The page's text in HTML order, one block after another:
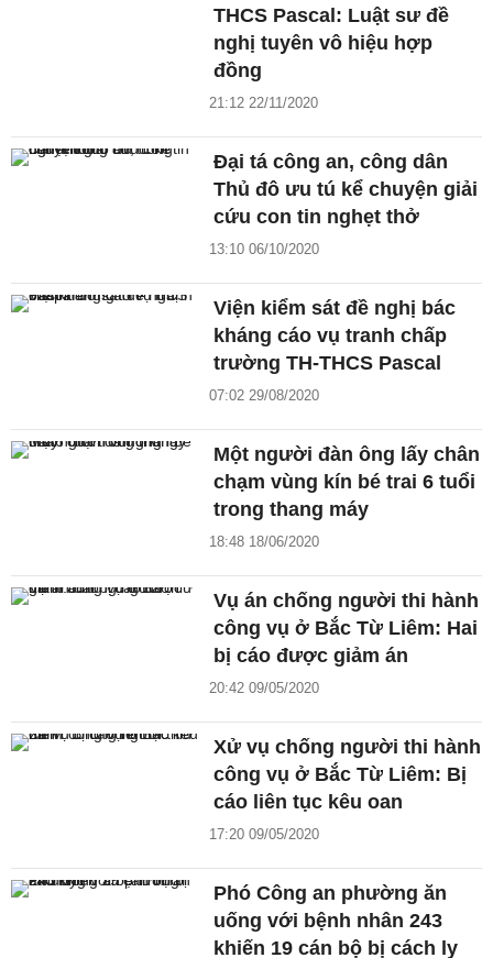
THCS Pascal: Luật sư đề
nghị tuyên vô hiệu hợp
đồng
21:12 22/11/2020
Đại tá công an, công dân
Thủ đô ưu tú kể chuyện giải
cứu con tin nghẹt thở
13:10 06/10/2020
Viện kiểm sát đề nghị bác
kháng cáo vụ tranh chấp
trường TH-THCS Pascal
07:02 29/08/2020
Một người đàn ông lấy chân
chạm vùng kín bé trai 6 tuổi
trong thang máy
18:48 18/06/2020
Vụ án chống người thi hành
công vụ ở Bắc Từ Liêm: Hai
bị cáo được giảm án
20:42 09/05/2020
Xử vụ chống người thi hành
công vụ ở Bắc Từ Liêm: Bị
cáo liên tục kêu oan
17:20 09/05/2020
Phó Công an phường ăn
uống với bệnh nhân 243
khiến 19 cán bộ bị cách ly